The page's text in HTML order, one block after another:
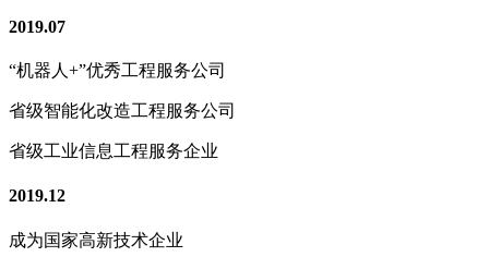
2019.07
“机器人+”优秀工程服务公司
省级智能化改造工程服务公司
省级工业信息工程服务企业
2019.12
成为国家高新技术企业